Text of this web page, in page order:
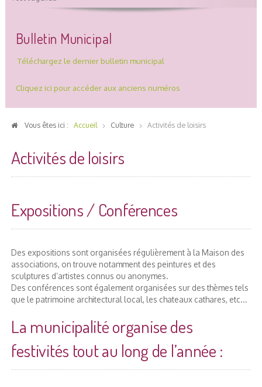
Bulletin Municipal
Téléchargez le dernier bulletin municipal
Cliquez ici pour accéder aux anciens numéros
Vous êtes ici : Accueil Culture Activités de loisirs
Activités de loisirs
Expositions / Conférences
Des expositions sont organisées régulièrement à la Maison des
associations, on trouve notamment des peintures et des
sculptures d’artistes connus ou anonymes.
Des conférences sont également organisées sur des thèmes tels
que le patrimoine architectural local, les chateaux cathares, etc...
La municipalité organise des
festivités tout au long de l’année :